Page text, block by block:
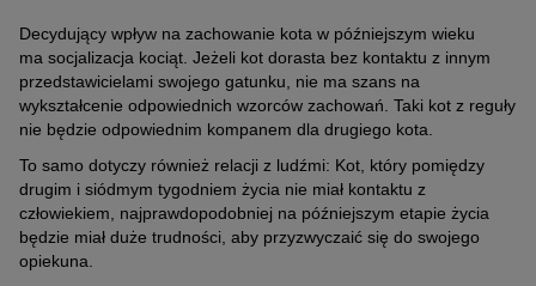
Decydujący wpływ na zachowanie kota w późniejszym wieku
ma socjalizacja kociąt. Jeżeli kot dorasta bez kontaktu z innym
przedstawicielami swojego gatunku, nie ma szans na
wykształcenie odpowiednich wzorców zachowań. Taki kot z reguły
nie będzie odpowiednim kompanem dla drugiego kota.
To samo dotyczy również relacji z ludźmi: Kot, który pomiędzy
drugim i siódmym tygodniem życia nie miał kontaktu z
człowiekiem, najprawdopodobniej na późniejszym etapie życia
będzie miał duże trudności, aby przyzwyczaić się do swojego
opiekuna.